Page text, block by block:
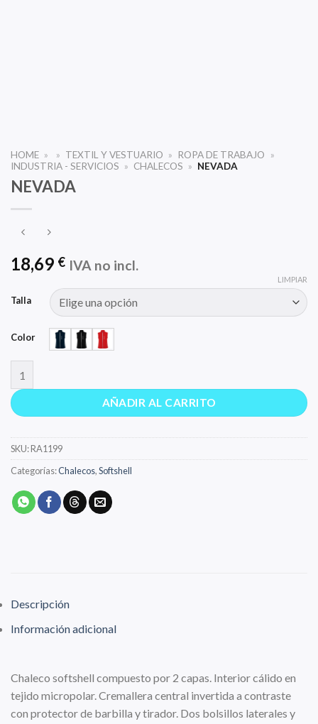
HOME » » TEXTIL Y VESTUARIO » ROPA DE TRABAJO
»
INDUSTRIA - SERVICIOS » CHALECOS » NEVADA
NEVADA
18,69 € IVA no incl.
Talla
Color
LIMPIAR
AÑADIR AL CARRITO
SKU:RA1199
Categorías:Chalecos,Softshell
Descripción
Información adicional
Chaleco softshell compuesto por 2 capas. Interior cálido en
tejido micropolar. Cremallera central invertida a contraste
con protector de barbilla y tirador. Dos bolsillos laterales y